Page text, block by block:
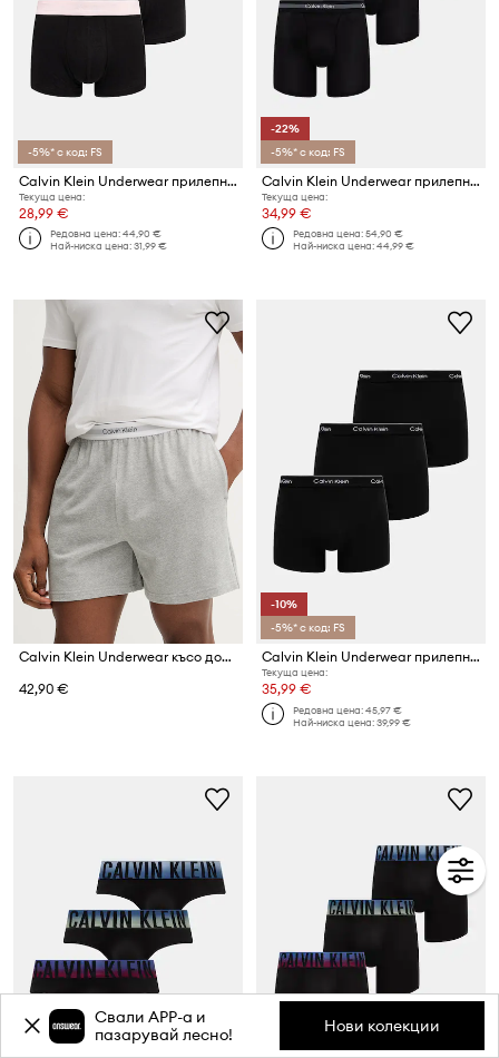
-5%* с код: FS
Calvin Klein Underwear прилепнали боксерки мъжки 3 броя
Текуща цена:
28,99 €
Редовна цена:44,90 €
Най-ниска цена:31,99 €
-22%
-5%* с код: FS
Calvin Klein Underwear прилепнали боксерки мъжки 3 броя
Текуща цена:
34,99 €
Редовна цена:54,90 €
Най-ниска цена:44,99 €
Calvin Klein Underwear късо долнище на пижама мъжко от памук
42,90 €
-10%
-5%* с код: FS
Calvin Klein Underwear прилепнали боксерки мъжки 3 броя
Текуща цена:
35,99 €
Редовна цена:45,97 €
Най-ниска цена:39,99 €
Свали APP-a и
пазарувай лесно!
Нови колекции